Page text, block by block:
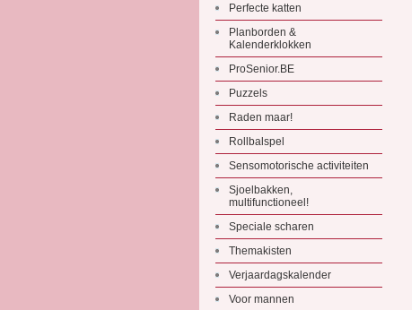
Perfecte katten
Planborden &
Kalenderklokken
ProSenior.BE
Puzzels
Raden maar!
Rollbalspel
Sensomotorische activiteiten
Sjoelbakken,
multifunctioneel!
Speciale scharen
Themakisten
Verjaardagskalender
Voor mannen